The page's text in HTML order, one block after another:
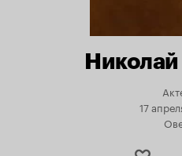
Николай
17